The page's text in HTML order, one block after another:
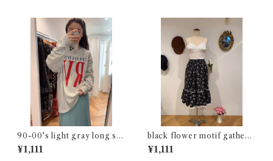
90-00's light gray long sle
eve t-shirt
¥1,111
black flower motif gathere
d skirt
¥1,111